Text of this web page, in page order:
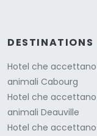
DESTINATIONS
Hotel che accettano
animali Cabourg
Hotel che accettano
animali Deauville
Hotel che accettano